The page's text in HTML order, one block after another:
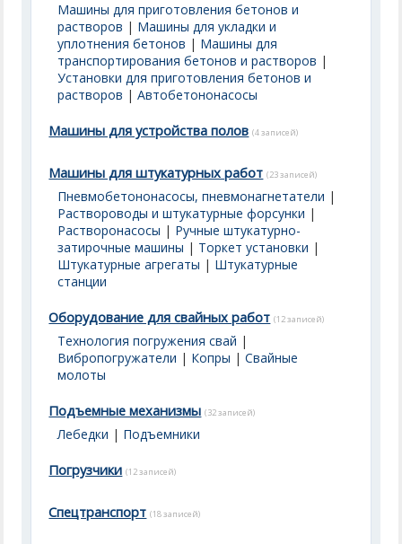
Машины для приготовления бетонов и
растворов | Машины для укладки и
уплотнения бетонов | Машины для
транспортирования бетонов и растворов |
Установки для приготовления бетонов и
растворов |Автобетононасосы
Машины для устройства полов (4 записей)
Машины для штукатурных работ (23 записей)
Пневмобетононасосы, пневмонагнетатели |
Раствороводы и штукатурные форсунки |
Растворонасосы | Ручные штукатурно-
затирочные машины | Торкет установки |
Штукатурные агрегаты | Штукатурные
станции
Оборудование для свайных работ (12 записей)
Технология погружения свай |
Вибропогружатели | Копры |Свайные
молоты
Подъемные механизмы (32 записей)
Лебедки | Подъемники
Погрузчики (12 записей)
Спецтранспорт (18 записей)